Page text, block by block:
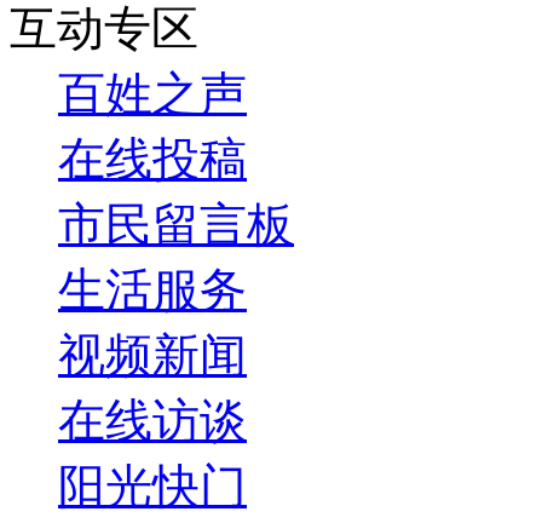
互动专区
百姓之声
在线投稿
市民留言板
生活服务
视频新闻
在线访谈
阳光快门